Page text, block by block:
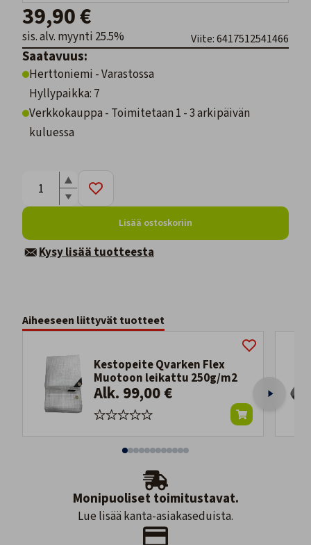
39,90 €
sis. alv. myynti 25.5% Viite: 6417512541466
Saatavuus:
Herttoniemi - Varastossa
Hyllypaikka: 7
Verkkokauppa - Toimitetaan 1 - 3 arkipäivän
kuluessa
Lisää ostoskoriin
Kysy lisää tuotteesta
Aiheeseen liittyvät tuotteet
Kestopeite Qvarken Flex
Muotoon leikattu 250g/m2
Alk. 99,00 €
Monipuoliset toimitustavat.
Lue lisää kanta-asiakaseduista.